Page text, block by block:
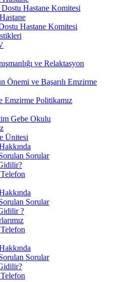
Hastane Komitesi
Hastane Komitesi
ve Relaktasyon
Önemi ve Başarılı Emzirme
Emzirme Politikamız
Gebe Okulu
Ünitesi
Sorular
Sorular
?
Sorular